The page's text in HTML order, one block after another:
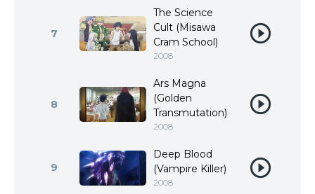
7
The Science
Cult (Misawa
Cram School)
2008
8
Ars Magna
(Golden
Transmutation)
2008
9
Deep Blood
(Vampire Killer)
2008